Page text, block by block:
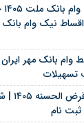
نیک وام
تسهیلات
وام
نام